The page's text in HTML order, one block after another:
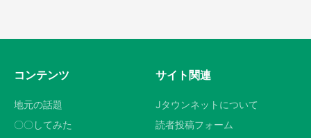
コンテンツ
地元の話題
〇〇してみた
サイト関連
Jタウンネットについて
読者投稿フォーム